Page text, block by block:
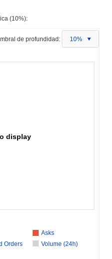
(10%):
de profundidad: 10%
display
Asks
Orders
Volume (24h)